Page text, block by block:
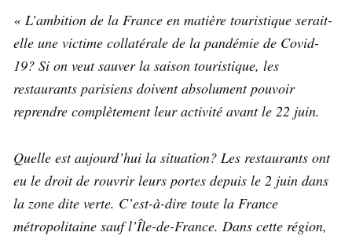
« L’ambition de la France en matière touristique serait-
elle une victime collatérale de la pandémie de Covid-
19? Si on veut sauver la saison touristique, les
restaurants parisiens doivent absolument pouvoir
reprendre complètement leur activité avant le 22 juin.
Quelle est aujourd’hui la situation? Les restaurants ont
eu le droit de rouvrir leurs portes depuis le 2 juin dans
la zone dite verte. C’est-à-dire toute la France
métropolitaine sauf l’Île-de-France. Dans cette région,